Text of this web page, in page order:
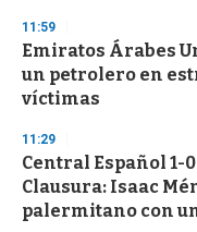
d
s
11:59
Emiratos Árabes
un petrolero en
víctimas
11:29
Central Español 1-
Clausura: Isaac
palermitano con